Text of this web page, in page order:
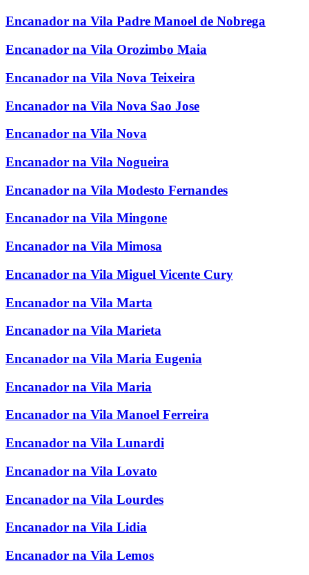
Encanador na Vila Padre Manoel de Nobrega
Encanador na Vila Orozimbo Maia
Encanador na Vila Nova Teixeira
Encanador na Vila Nova Sao Jose
Encanador na Vila Nova
Encanador na Vila Nogueira
Encanador na Vila Modesto Fernandes
Encanador na Vila Mingone
Encanador na Vila Mimosa
Encanador na Vila Miguel Vicente Cury
Encanador na Vila Marta
Encanador na Vila Marieta
Encanador na Vila Maria Eugenia
Encanador na Vila Maria
Encanador na Vila Manoel Ferreira
Encanador na Vila Lunardi
Encanador na Vila Lovato
Encanador na Vila Lourdes
Encanador na Vila Lidia
Encanador na Vila Lemos